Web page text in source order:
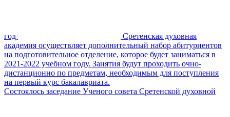
год
Сретенская духовная
академия осуществляет дополнительный набор абитуриентов
на подготовительное отделение, которое будет заниматься в
2021-2022 учебном году. Занятия будут проходить очно-
дистанционно по предметам, необходимым для поступления
на первый курс бакалавриата.
Состоялось заседание Ученого совета Сретенской духовной